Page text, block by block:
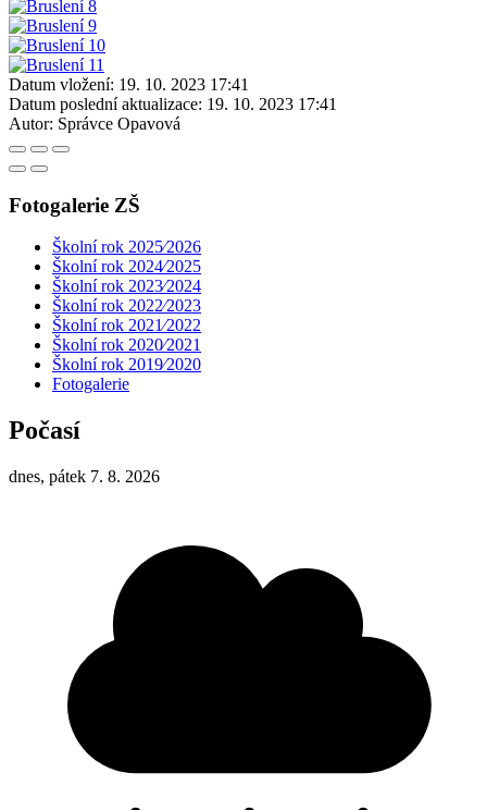
Datum vložení: 19. 10. 2023 17:41
Datum poslední aktualizace: 19. 10. 2023 17:41
Autor: Správce Opavová
Fotogalerie ZŠ
Školní rok 2025⁄2026
Školní rok 2024⁄2025
Školní rok 2023⁄2024
Školní rok 2022⁄2023
Školní rok 2021⁄2022
Školní rok 2020⁄2021
Školní rok 2019⁄2020
Fotogalerie
Počasí
dnes, pátek 7. 8. 2026